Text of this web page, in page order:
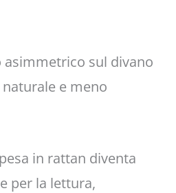
sul divano
e meno
in rattan diventa
per la lettura,